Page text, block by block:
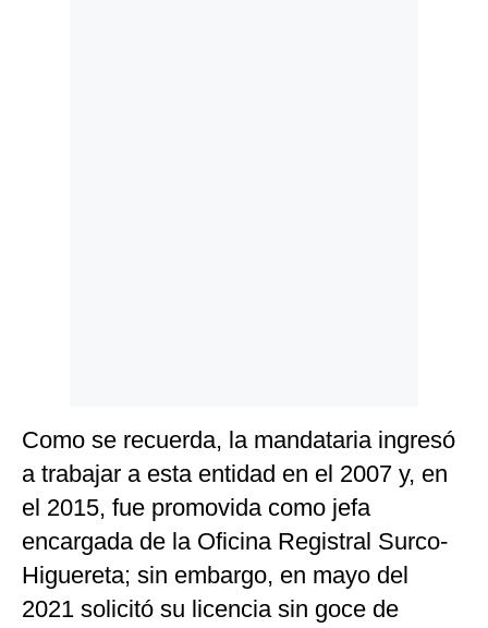
Como se recuerda, la mandataria ingresó
a trabajar a esta entidad en el 2007 y, en
el 2015, fue promovida como jefa
encargada de la Oficina Registral Surco-
Higuereta; sin embargo, en mayo del
2021 solicitó su licencia sin goce de